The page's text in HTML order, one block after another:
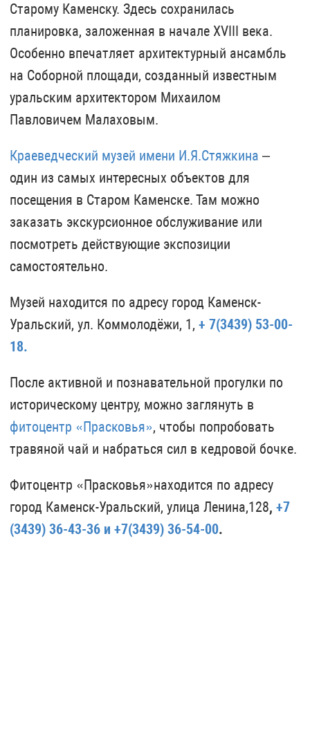
Старому Каменску. Здесь сохранилась
планировка, заложенная в начале XVIII века.
Особенно впечатляет архитектурный ансамбль
на Соборной площади, созданный известным
уральским архитектором Михаилом
Павловичем Малаховым.
Краеведческий музей имени И.Я.Стяжкина –
один из самых интересных объектов для
посещения в Старом Каменске. Там можно
заказать экскурсионное обслуживание или
посмотреть действующие экспозиции
самостоятельно.
Музей находится по адресу город Каменск-
Уральский, ул. Коммолодёжи, 1, + 7(3439) 53-00-
18.
После активной и познавательной прогулки по
историческому центру, можно заглянуть в
фитоцентр «Прасковья», чтобы попробовать
травяной чай и набраться сил в кедровой бочке.
Фитоцентр «Прасковья»находится по адресу
город Каменск-Уральский, улица Ленина,128, +7
(3439) 36-43-36 и +7(3439) 36-54-00.